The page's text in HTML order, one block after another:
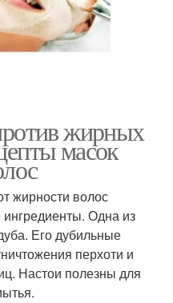
жирных
масок
жирности волос
Одна из
Его дубильные
перхоти и
Настои полезны для